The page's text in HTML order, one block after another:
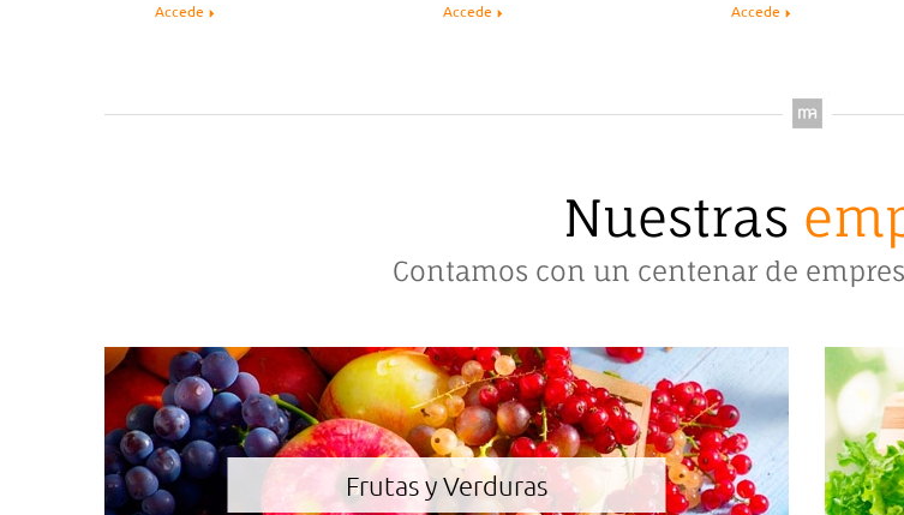
Accede
Accede
Accede
Nuestras
Contamos con un centenar de
Frutas y Verduras